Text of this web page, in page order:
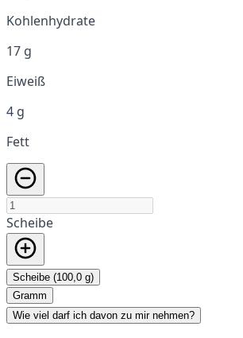
Kohlenhydrate
17 g
Eiweiß
4 g
Fett
Scheibe
Scheibe (100,0 g)
Gramm
Wie viel darf ich davon zu mir nehmen?